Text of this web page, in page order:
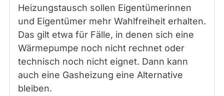
Heizungstausch sollen Eigentümerinnen
und Eigentümer mehr Wahlfreiheit erhalten.
Das gilt etwa für Fälle, in denen sich eine
Wärmepumpe noch nicht rechnet oder
technisch noch nicht eignet. Dann kann
auch eine Gasheizung eine Alternative
bleiben.